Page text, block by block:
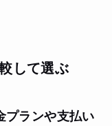
して選ぶ
プランや支払い